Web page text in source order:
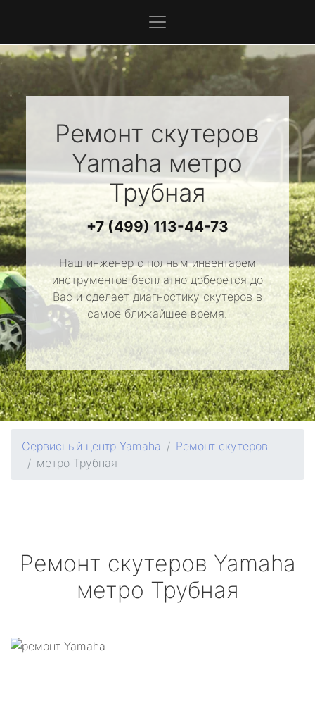
Ремонт скутеров
Yamaha метро
Трубная
+7 (499) 113-44-73
Наш инженер с полным инвентарем
инструментов бесплатно доберется до
Вас и сделает диагностику скутеров в
самое ближайшее время.
Сервисный центр Yamaha
Ремонт скутеров
метро Трубная
Ремонт скутеров Yamaha
метро Трубная